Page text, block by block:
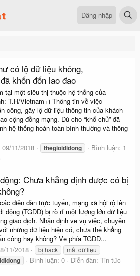
Đăng nhập
có lộ dữ liệu không,
khốn đốn lao đao
tại một siêu thị thuộc hệ thống của
T.H/Vietnam+) Thông tin về việc
công, gây lộ dữ liệu thông tin của khách
cộng đồng mạng. Dù cho “khổ chủ” đã
hệ thống hoàn toàn bình thường và thông
09/11/2018 thegioididong
Bình luận: 1
Chưa khẳng định được có bị
diễn đàn trực tuyến, mạng xã hội rộ lên
động (TGDD) bị rò rỉ một lượng lớn dữ liệu
giao dịch. Nhận định về vụ việc, chuyên
những dữ liệu hiện có, chưa thể khẳng
công hay không? Về phía TGDD...
11/2018 bị hack
mất dữ liệu
Bình luận: 0 Diễn đàn: Tin tức